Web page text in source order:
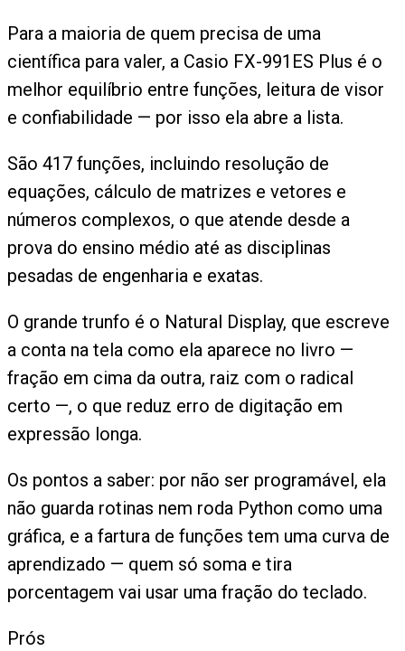
Para a maioria de quem precisa de uma
científica para valer, a Casio FX-991ES Plus é o
melhor equilíbrio entre funções, leitura de visor
e confiabilidade — por isso ela abre a lista.
São 417 funções, incluindo resolução de
equações, cálculo de matrizes e vetores e
números complexos, o que atende desde a
prova do ensino médio até as disciplinas
pesadas de engenharia e exatas.
O grande trunfo é o Natural Display, que escreve
a conta na tela como ela aparece no livro —
fração em cima da outra, raiz com o radical
certo —, o que reduz erro de digitação em
expressão longa.
Os pontos a saber: por não ser programável, ela
não guarda rotinas nem roda Python como uma
gráfica, e a fartura de funções tem uma curva de
aprendizado — quem só soma e tira
porcentagem vai usar uma fração do teclado.
Prós